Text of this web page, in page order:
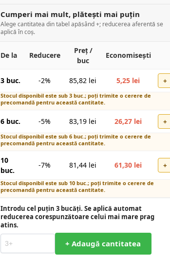
Cumperi mai mult, plătești mai puțin
Alege cantitatea din tabel apăsând +; reducerea aferentă se
aplică în coș.
De la Reducere
Preț /
buc
Economisești
3 buc. -2% 85,82 lei 5,25 lei +
Stocul disponibil este sub 3 buc.; poți trimite o cerere de
precomandă pentru această cantitate.
6 buc. -5% 83,19 lei 26,27 lei +
Stocul disponibil este sub 6 buc.; poți trimite o cerere de
precomandă pentru această cantitate.
10
buc.
-7% 81,44 lei 61,30 lei +
Stocul disponibil este sub 10 buc.; poți trimite o cerere de
precomandă pentru această cantitate.
Introdu cel puțin 3 bucăți. Se aplică automat
reducerea corespunzătoare celui mai mare prag
atins.
+ Adaugă cantitatea